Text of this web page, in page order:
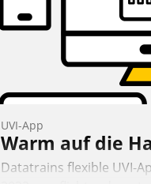
UVI-App
Warm auf die
Datatrains flexible UVI-